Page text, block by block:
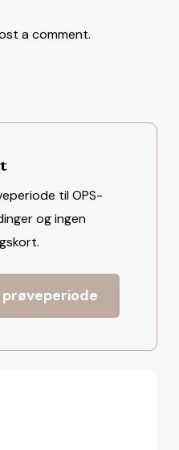
a comment.
til OPS-
og ingen